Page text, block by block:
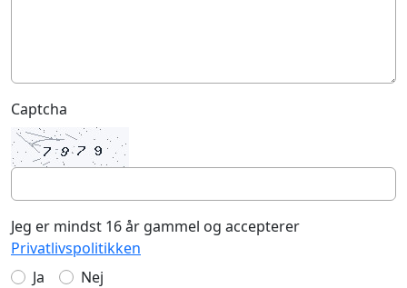
Captcha
Jeg er mindst 16 år gammel og accepterer
Privatlivspolitikken
Ja
Nej